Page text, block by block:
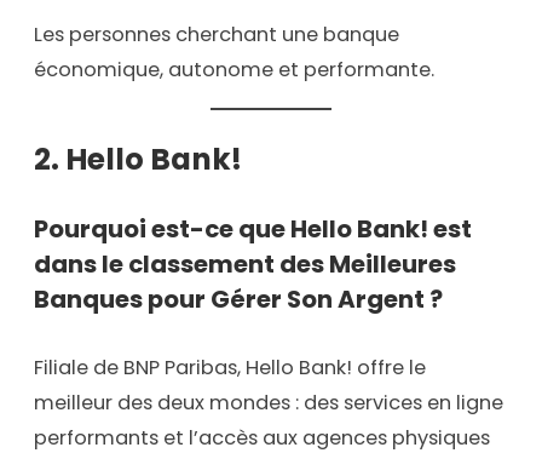
Les personnes cherchant une banque
économique, autonome et performante.
2. Hello Bank!
Pourquoi est-ce que Hello Bank! est
dans le classement des Meilleures
Banques pour Gérer Son Argent ?
Filiale de BNP Paribas, Hello Bank! offre le
meilleur des deux mondes : des services en ligne
performants et l’accès aux agences physiques